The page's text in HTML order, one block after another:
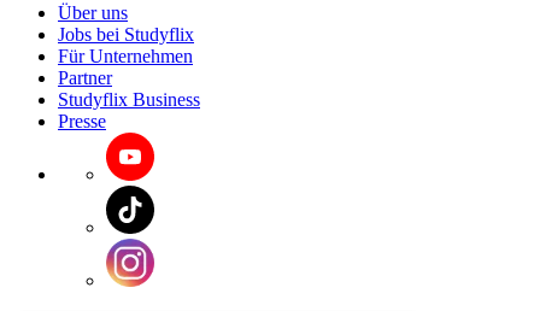
Über uns
Jobs bei Studyflix
Für Unternehmen
Partner
Studyflix Business
Presse